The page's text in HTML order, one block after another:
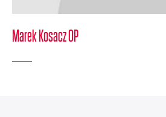
Marek Kosacz OP